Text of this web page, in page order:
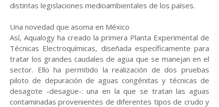
distintas legislaciones medioambientales de los países.
Una novedad que asoma en México
Así, Aqualogy ha creado la primera Planta Experimental de
Técnicas Electroquímicas, diseñada específicamente para
tratar los grandes caudales de agua que se manejan en el
sector. Ello ha permitido la realización de dos pruebas
piloto de depuración de aguas congénitas y técnicas de
desagote -desagüe-: una en la que se tratan las aguas
contaminadas provenientes de diferentes tipos de crudo y